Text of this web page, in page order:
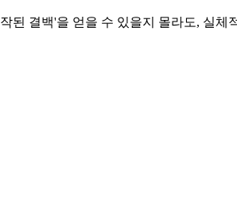
된 결백'을 얻을 수 있을지 몰라도, 실